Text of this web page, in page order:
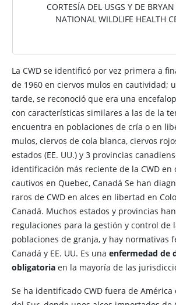
CORTESÍA DEL USGS Y DE
NATIONAL WILDLIFE HEALTH
La CWD se identificó por vez primera a
de 1960 en ciervos mulos en cautividad;
tarde, se reconoció que era una
con características similares a las de la
encuentra en poblaciones de cría o en
mulos, ciervos de cola blanca, ciervos
estados (EE. UU.) y 3 provincias
identificación más reciente de la CWD en
cautivos en Quebec, Canadá Se han
raros de CWD en alces en libertad en
Canadá. Muchos estados y provincias
regulaciones para la gestión y control de
poblaciones de granja, y hay normativas
Canadá y EE. UU. Es una enfermedad de
obligatoria en la mayoría de las
Se ha identificado CWD fuera de América